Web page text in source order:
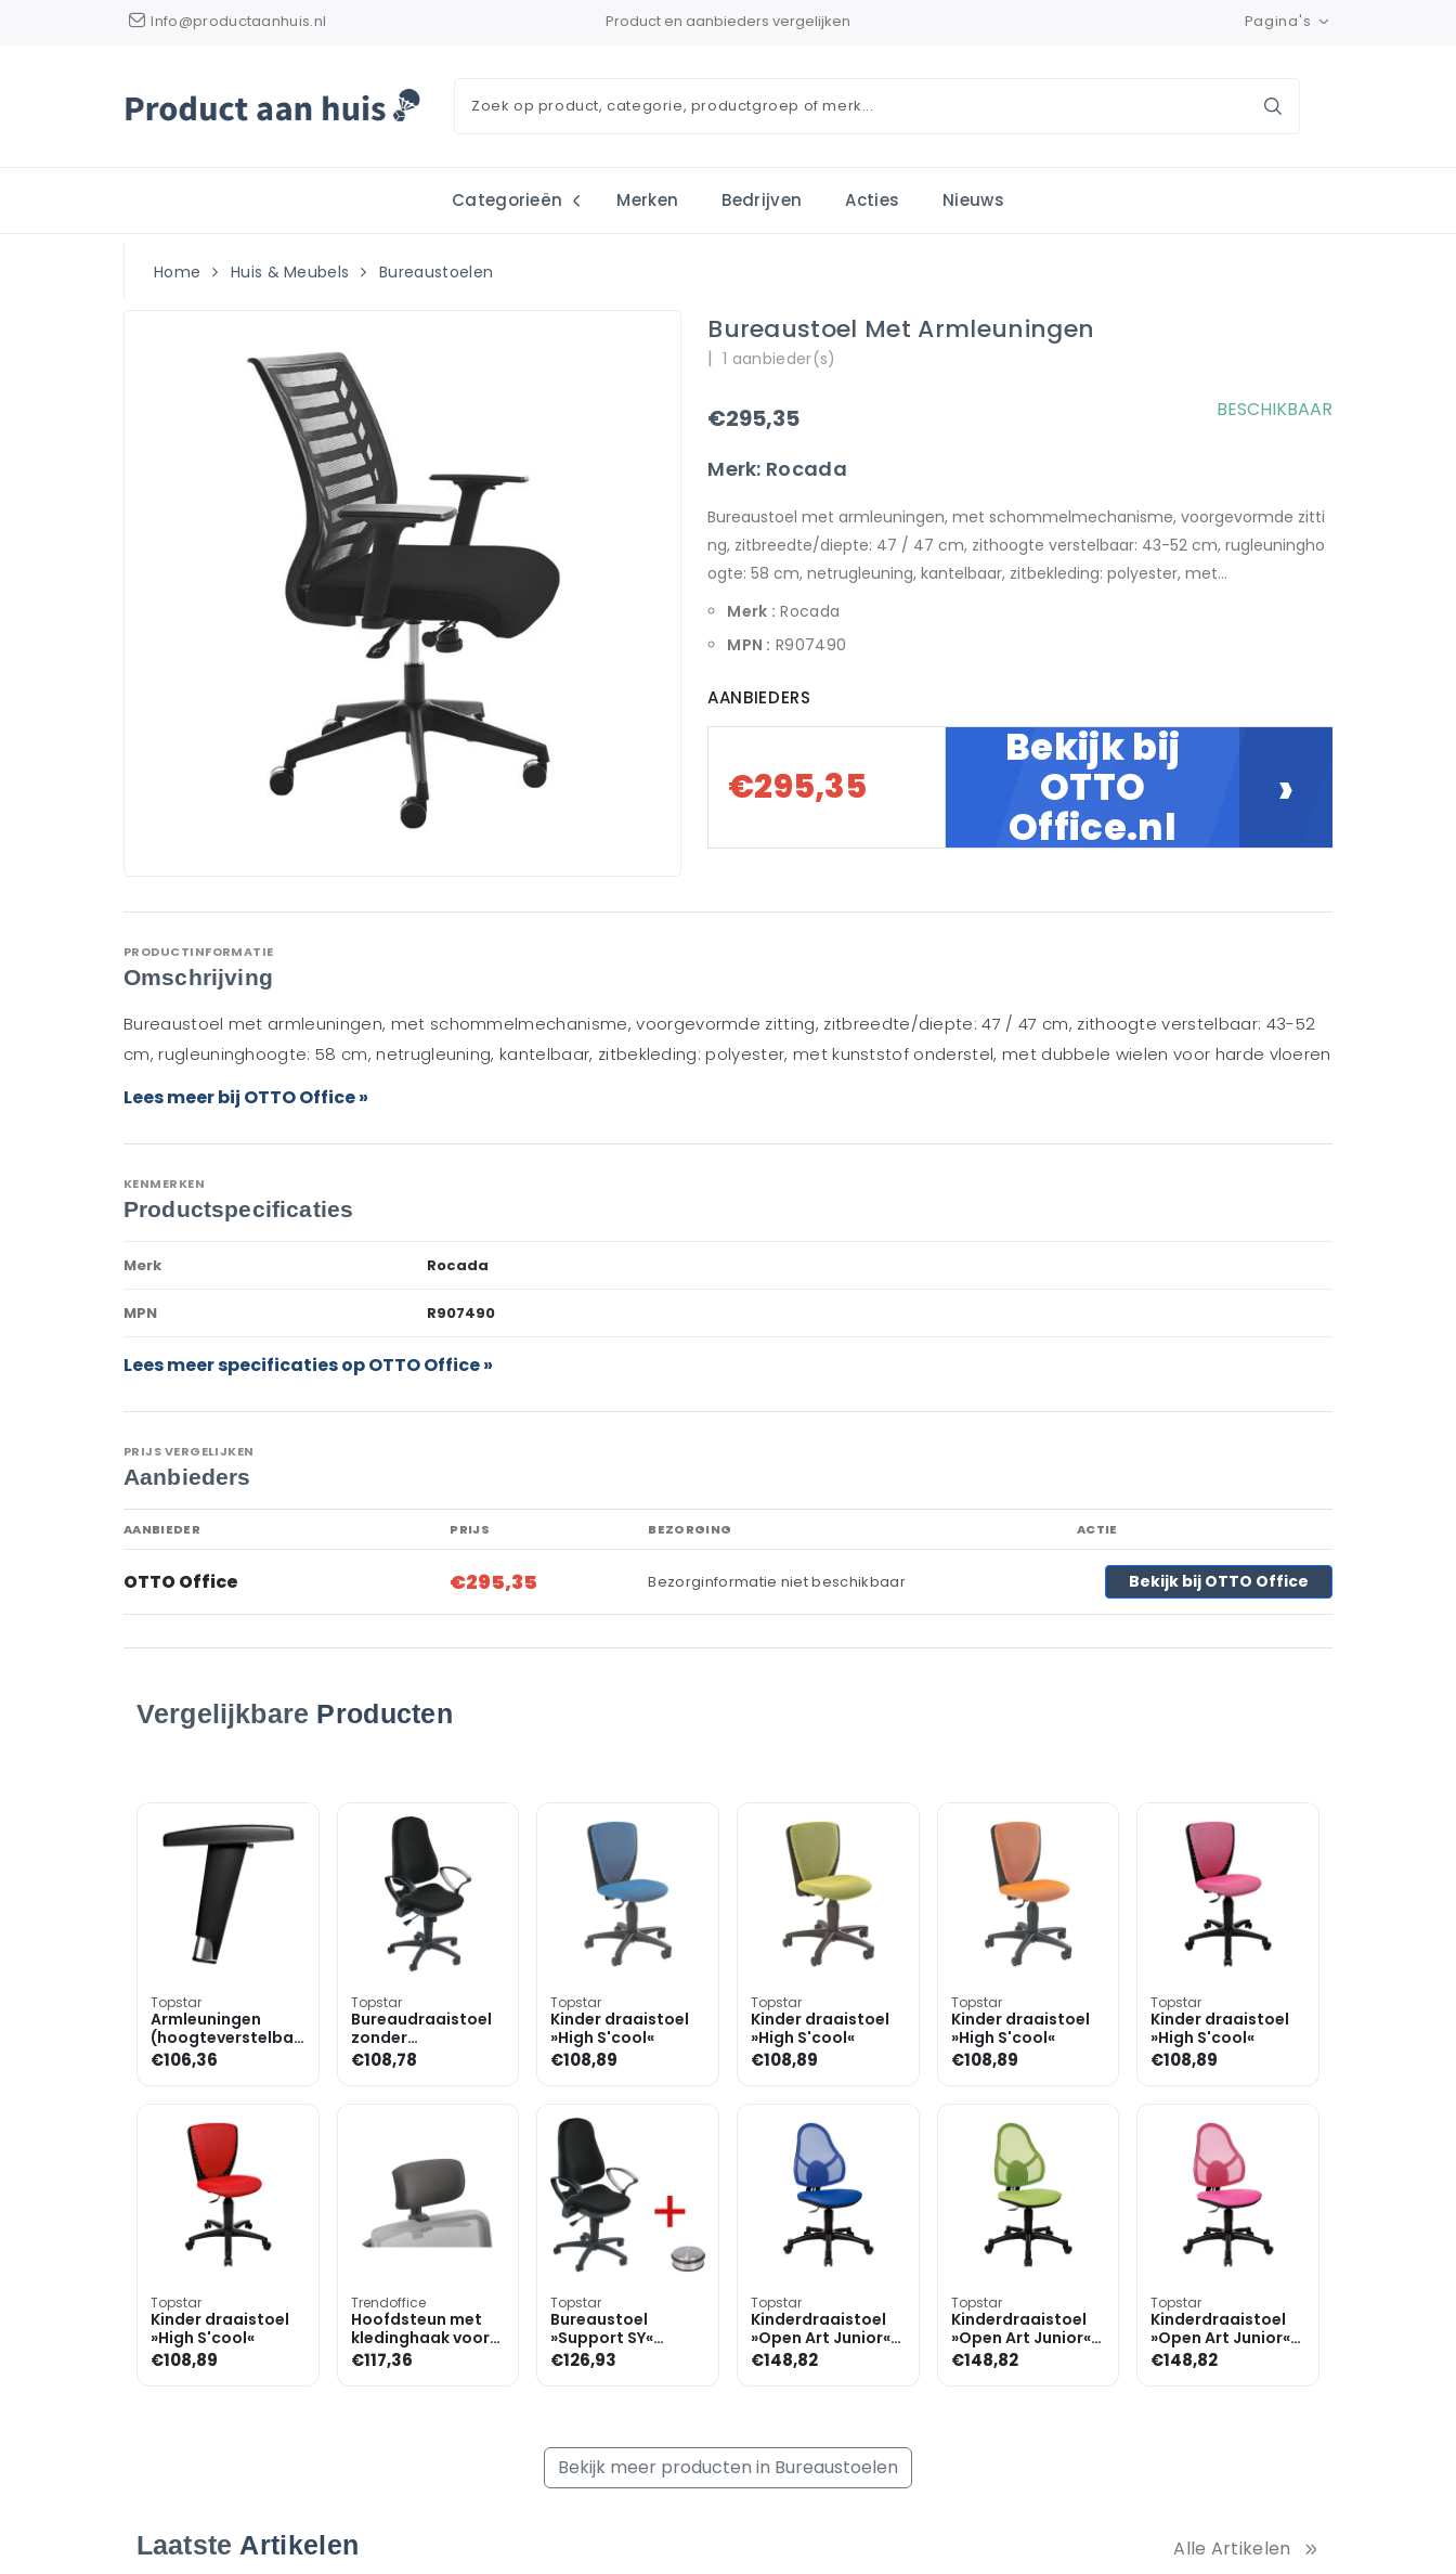
Info@productaanhuis.nl Product en aanbieders vergelijken Pagina's
Categorieën Merken Bedrijven Acties Nieuws
Home Huis & Meubels Bureaustoelen
Bureaustoel Met Armleuningen
|1 aanbieder(s)
€295,35
Merk: Rocada
BESCHIKBAAR
Bureaustoel met armleuningen, met schommelmechanisme, voorgevormde zitti
ng, zitbreedte/diepte: 47 / 47 cm, zithoogte verstelbaar: 43-52 cm, rugleuningho
ogte: 58 cm, netrugleuning, kantelbaar, zitbekleding: polyester, met...
Merk : Rocada
MPN : R907490
AANBIEDERS
€295,35
Bekijk bij
OTTO
Office.nl
›
PRODUCTINFORMATIE
Omschrijving
Bureaustoel met armleuningen, met schommelmechanisme, voorgevormde zitting, zitbreedte/diepte: 47 / 47 cm, zithoogte verstelbaar: 43-52
cm, rugleuninghoogte: 58 cm, netrugleuning, kantelbaar, zitbekleding: polyester, met kunststof onderstel, met dubbele wielen voor harde vloeren
Lees meer bij OTTO Office »
KENMERKEN
Productspecificaties
Merk Rocada
MPN R907490
Lees meer specificaties op OTTO Office »
PRIJS VERGELIJKEN
Aanbieders
AANBIEDER PRIJS BEZORGING ACTIE
OTTO Office €295,35 Bezorginformatie niet beschikbaar Bekijk bij OTTO Office
Vergelijkbare Producten
Topstar
Armleuningen
(hoogteverstelbaar)
voor bureaustoel
»Topstar Open
€106,36
Topstar
Bureaudraaistoel
zonder
armleuningen
€108,78
Topstar
Kinder draaistoel
»High S'cool«
€108,89
Topstar
Kinder draaistoel
»High S'cool«
€108,89
Topstar
Kinder draaistoel
»High S'cool«
€108,89
Topstar
Kinder draaistoel
»High S'cool«
€108,89
Topstar
Kinder draaistoel
»High S'cool«
€108,89
Trendoffice
Hoofdsteun met
kledinghaak voor
bureaustoel »to-
sync work«
€117,36
Topstar
Bureaustoel
»Support SY«
zonder
armleuningen incl.
€126,93
Topstar
Kinderdraaistoel
»Open Art Junior«
zonder
armleuningen
€148,82
Topstar
Kinderdraaistoel
»Open Art Junior«
zonder
armleuningen
€148,82
Topstar
Kinderdraaistoel
»Open Art Junior«
zonder
armleuningen
€148,82
Bekijk meer producten in Bureaustoelen
Laatste Artikelen Alle Artikelen